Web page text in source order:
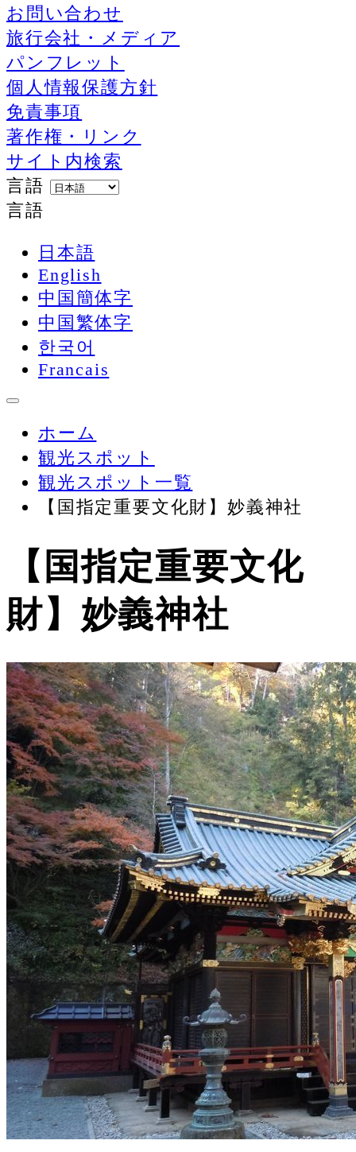
お問い合わせ
旅行会社・メディア
パンフレット
個人情報保護方針
免責事項
著作権・リンク
サイト内検索
言語
言語
日本語
English
中国簡体字
中国繁体字
한국어
Francais
ホーム
観光スポット
観光スポット一覧
【国指定重要文化財】妙義神社
【国指定重要文化
財】妙義神社